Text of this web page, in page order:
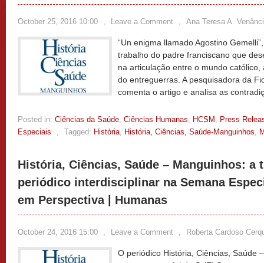
October 25, 2016 10:00 , Leave a Comment , Ana Teresa A.
“Un enigma llamado Agostino
trabalho do padre franciscano que
na articulação entre o mundo
do entreguerras. A pesquisadora da
comenta o artigo e analisa as
Posted in: Ciências da Saúde, Ciências Humanas, HCSM , Press
Especiais
, Tagged: História, História, Ciências, Saúde-Manguinhos,
História, Ciências, Saúde – Manguinhos: a
periódico interdisciplinar na Semana
em Perspectiva | Humanas
October 24, 2016 15:00 , Leave a Comment , Roberta Cardoso
O periódico História, Ciências, Saúde